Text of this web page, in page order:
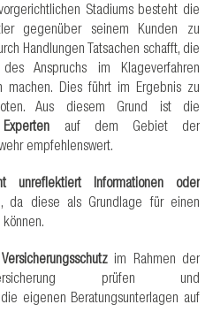
Stadiums besteht die
gegenüber seinem Kunden zu
Handlungen Tatsachen schafft, die
Anspruchs im Klageverfahren
machen. Dies führt im Ergebnis zu
Aus diesem Grund ist die
auf dem Gebiet der
empfehlenswert.
unreflektiert Informationen oder
da diese als Grundlage für einen
Versicherungsschutzim Rahmen der
prüfen und
eigenen Beratungsunterlagen auf